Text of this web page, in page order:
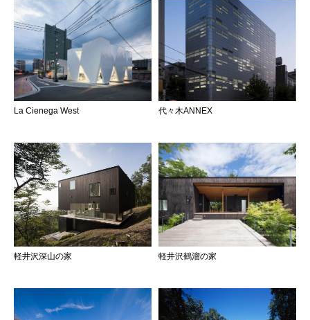
La Cienega West 代々木ANNEX
軽井沢深山の家 軽井沢鶴溜の家